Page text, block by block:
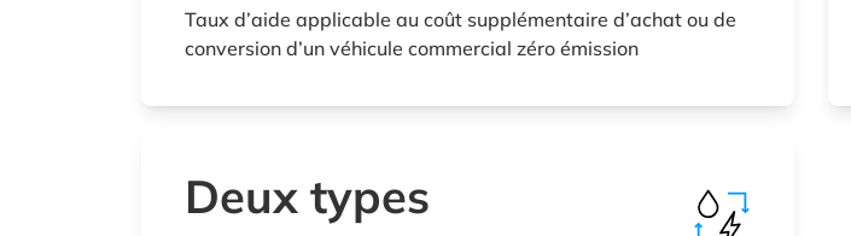
Taux d’aide applicable au coût supplémentaire d’achat ou de
conversion d’un véhicule commercial zéro émission
Deux types